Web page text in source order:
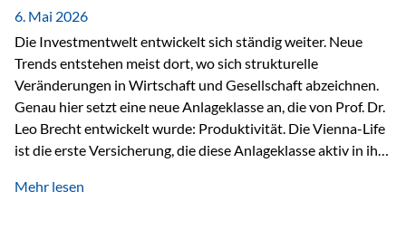
6. Mai 2026
Die Investmentwelt entwickelt sich ständig weiter. Neue
Trends entstehen meist dort, wo sich strukturelle
Veränderungen in Wirtschaft und Gesellschaft abzeichnen.
Genau hier setzt eine neue Anlageklasse an, die von Prof. Dr.
Leo Brecht entwickelt wurde: Produktivität. Die Vienna-Life
ist die erste Versicherung, die diese Anlageklasse aktiv in ihre
Vorreiter. Warum auf das Thema Produktivität setzen? Die
Mehr lesen